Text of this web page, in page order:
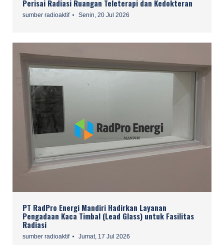
Perisai Radiasi Ruangan Teleterapi dan Kedokteran
sumber radioaktif Senin, 20 Jul 2026
PT RadPro Energi Mandiri Hadirkan Layanan
Pengadaan Kaca Timbal (Lead Glass) untuk Fasilitas
Radiasi
sumber radioaktif Jumat, 17 Jul 2026